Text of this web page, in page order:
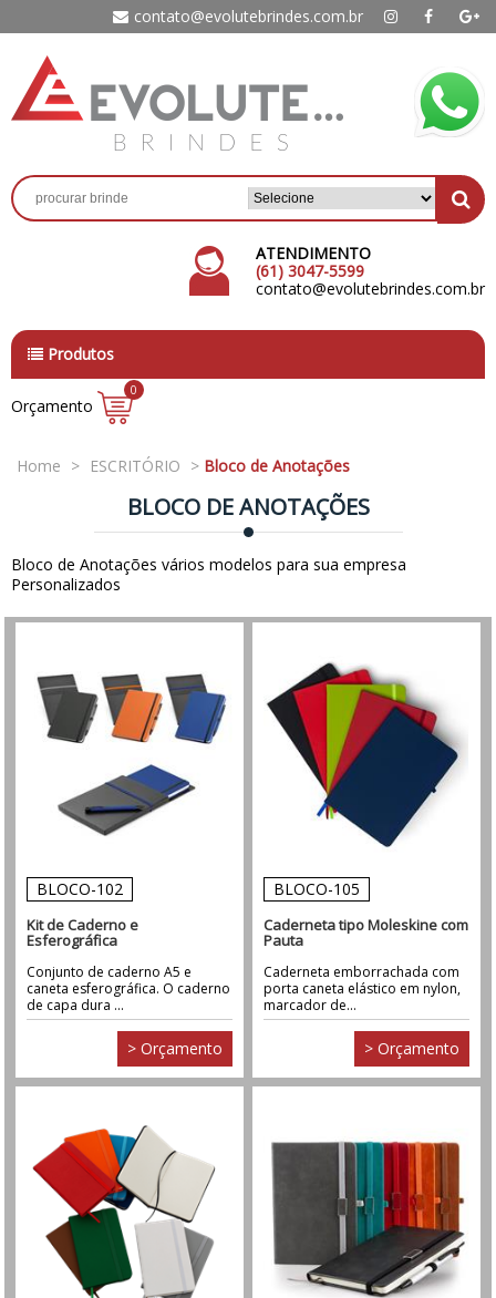
contato@evolutebrindes.com.br
ATENDIMENTO
(61) 3047-5599
contato@evolutebrindes.com.br
Produtos
Orçamento
0
Home > ESCRITÓRIO > Bloco de Anotações
BLOCO DE ANOTAÇÕES
Bloco de Anotações vários modelos para sua empresa
Personalizados
BLOCO-102
Kit de Caderno e
Esferográfica
Conjunto de caderno A5 e
caneta esferográfica. O caderno
de capa dura ...
> Orçamento
BLOCO-105
Caderneta tipo Moleskine com
Pauta
Caderneta emborrachada com
porta caneta elástico em nylon,
marcador de...
> Orçamento